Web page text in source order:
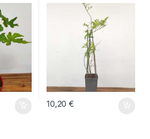
10,20€